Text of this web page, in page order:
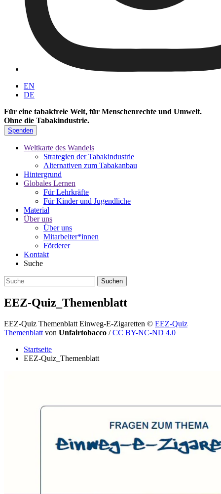
EN
DE
Für eine tabakfreie Welt, für Menschenrechte und Umwelt.
Ohne die Tabakindustrie.
Spenden
Weltkarte des Wandels
Strategien der Tabakindustrie
Alternativen zum Tabakanbau
Hintergrund
Globales Lernen
Für Lehrkräfte
Für Kinder und Jugendliche
Material
Über uns
Über uns
Mitarbeiter*innen
Förderer
Kontakt
Suche
EEZ-Quiz_Themenblatt
EEZ-Quiz Themenblatt Einweg-E-Zigaretten © EEZ-Quiz
Themenblatt von Unfairtobacco /CC BY-NC-ND 4.0
Startseite
EEZ-Quiz_Themenblatt